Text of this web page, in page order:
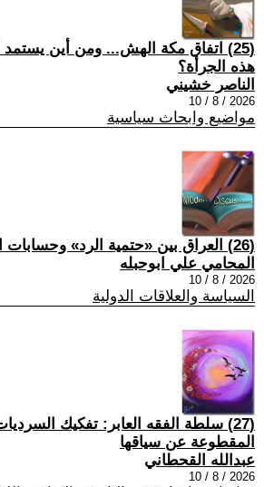
(25) اتفاق مكة الهش... ومن أين يستمد
هذه الجرأة؟
الناصر خشيني
2026 / 8 / 10
مواضيع وابحاث سياسية
(26) العراق بين «حتمية الرد» وحسابات الدولة
المحامي علي ابوحبله
2026 / 8 / 10
السياسة والعلاقات الدولية
(27) سلطة الفقه العابر: تفكيك
المقطوعة عن سياقها
عبدالله القحطاني
2026 / 8 / 10